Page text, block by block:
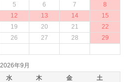
5 6 7
8
12 13 14
15
19 20 21
22
26 27 28
29
2026年9月
水 木 金
土